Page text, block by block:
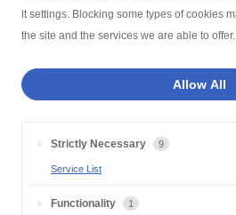
lt settings. Blocking some types of cookies
the site and the services we are able to offer.
Allow All
Strictly Necessary 9
Service List
Functionality 1
「Web出願サイト」で合格発表を
入学時本人確認は、タブレットや
機能を利用し、提出された証明写
あることを確認するための手続き
ますので、タブレットまたはスマ
で本人確認を実施してください。